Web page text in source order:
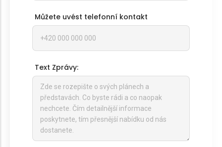
Můžete uvést telefonní kontakt
Text Zprávy: